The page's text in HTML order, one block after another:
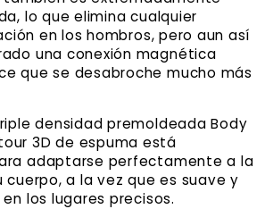
lo que elimina cualquier
en los hombros, pero aun así
una conexión magnética
que se desabroche mucho más
densidad premoldeada Body
3D de espuma está
adaptarse perfectamente a la
a la vez que es suave y
los lugares precisos.